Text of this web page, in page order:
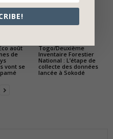
PLUS DE L'AUTEUR
août
de
vont se
Togo/Deuxième
Inventaire Forestier
National : L’étape de
collecte des données
lancée à Sokodé